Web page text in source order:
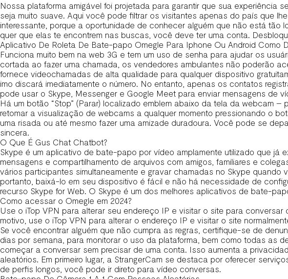
Nossa plataforma amigável foi projetada para garantir que sua
seja muito suave. Aqui você pode filtrar os visitantes apenas do país que
interessante, porque a oportunidade de conhecer alguém que não está
quer que elas te encontrem nas buscas, você deve ter uma conta.
Aplicativo De Roleta De Bate-papo Omegle Para Iphone Ou Android Como
Funciona muito bem na web 3G e tem um uso de senha para ajudar os
cortada ao fazer uma chamada, os vendedores ambulantes não poderão
fornece videochamadas de alta qualidade para qualquer dispositivo
imo discará imediatamente o número. No entanto, apenas os contatos
pode usar o Skype, Messenger e Google Meet para enviar mensagens de
Há um botão “Stop” (Parar) localizado emblem abaixo da tela da webcam
retomar a visualização de webcams a qualquer momento pressionando o
uma risada ou até mesmo fazer uma amizade duradoura. Você pode se
sincera.
O Que É Gus Chat Chatbot?
Skype é um aplicativo de bate-papo por vídeo amplamente utilizado que já
mensagens e compartilhamento de arquivos com amigos, familiares e
vários participantes simultaneamente e gravar chamadas no Skype
portanto, baixá-lo em seu dispositivo é fácil e não há necessidade de
recurso Skype for Web. O Skype é um dos melhores aplicativos de bate-
Como acessar o Omegle em 2024?
Use o iTop VPN para alterar seu endereço IP e visitar o site para
motivo, use o iTop VPN para alterar o endereço IP e visitar o site
Se você encontrar alguém que não cumpra as regras, certifique-se de
dias por semana, para monitorar o uso da plataforma, bem como todas as
começar a conversar sem precisar de uma conta. Isso aumenta a
aleatórios. Em primeiro lugar, a StrangerCam se destaca por oferecer
de perfis longos, você pode ir direto para vídeo conversas.